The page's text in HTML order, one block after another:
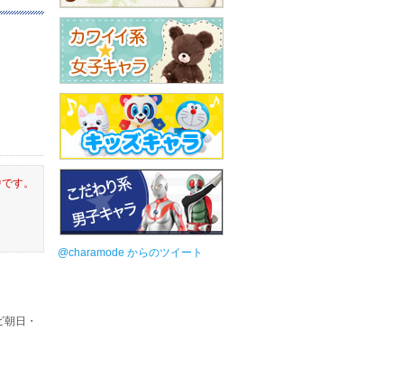
す。
日・
@charamode からのツイート